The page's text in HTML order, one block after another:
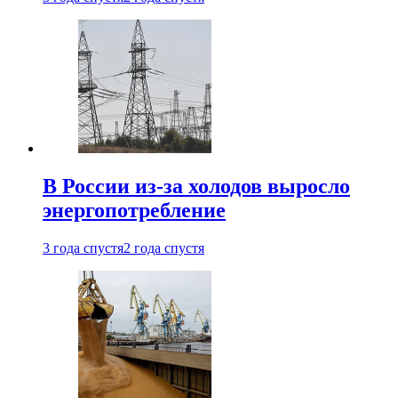
В России из-за холодов выросло
энергопотребление
3 года спустя2 года спустя